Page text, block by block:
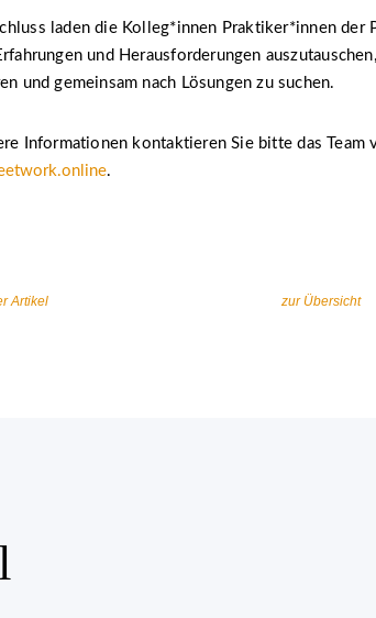
laden die Kolleg*innen Praktiker*innen der
und Herausforderungen
und gemeinsam nach Lösungen zu suchen.
Informationen kontaktieren Sie bitte das Team
.
Artikel zur Übersicht